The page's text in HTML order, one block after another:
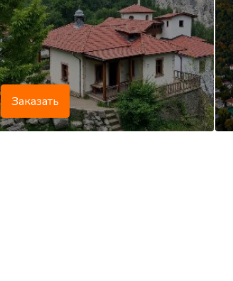
Заказать